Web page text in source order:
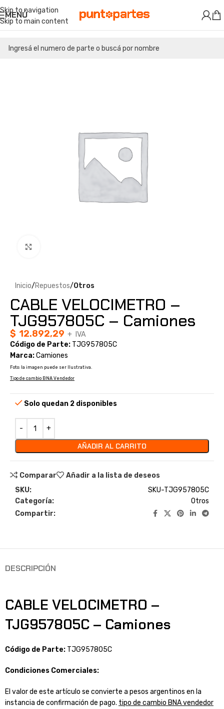
Skip to navigation
Skip to main content
MENÚ
Inicio Repuestos Otros
CABLE VELOCIMETRO –
TJG957805C – Camiones
$ 12.892,29 + IVA
Código de Parte: TJG957805C
Marca:Camiones
Foto: la imagen puede ser Ilustrativa.
Tipo de cambio BNA Vendedor
Solo quedan 2 disponibles
AÑADIR AL CARRITO
Comparar
Añadir a la lista de deseos
SKU:
SKU-TJG957805C
Categoría:
Otros
Compartir:
DESCRIPCIÓN
CABLE VELOCIMETRO –
TJG957805C – Camiones
Código de Parte: TJG957805C
Condiciones Comerciales:
El valor de este artículo se convierte a pesos argentinos en la
instancia de confirmación de pago. tipo de cambio BNA vendedor